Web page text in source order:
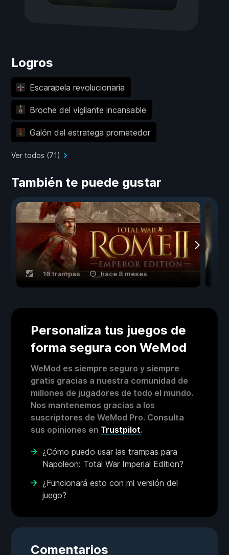
Logros
Escarapela revolucionaria
Broche del vigilante incansable
Galón del estratega prometedor
Ver todos (71)
También te puede gustar
16 trampas hace 8 meses
Personaliza tus juegos de
forma segura con WeMod
WeMod es siempre seguro y siempre
gratis gracias a nuestra comunidad de
millones de jugadores de todo el mundo.
Nos mantenemos gracias a los
suscriptores de WeMod Pro. Consulta
sus opiniones en Trustpilot.
¿Cómo puedo usar las trampas para
Napoleon: Total War Imperial Edition?
¿Funcionará esto con mi versión del
juego?
Comentarios